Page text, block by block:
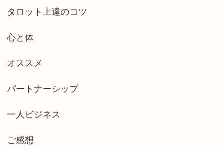
タロット上達のコツ
心と体
オススメ
パートナーシップ
一人ビジネス
ご感想